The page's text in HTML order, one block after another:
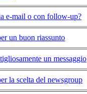
e-mail o con follow-up?
un buon riassunto
un messaggio
la scelta del newsgroup